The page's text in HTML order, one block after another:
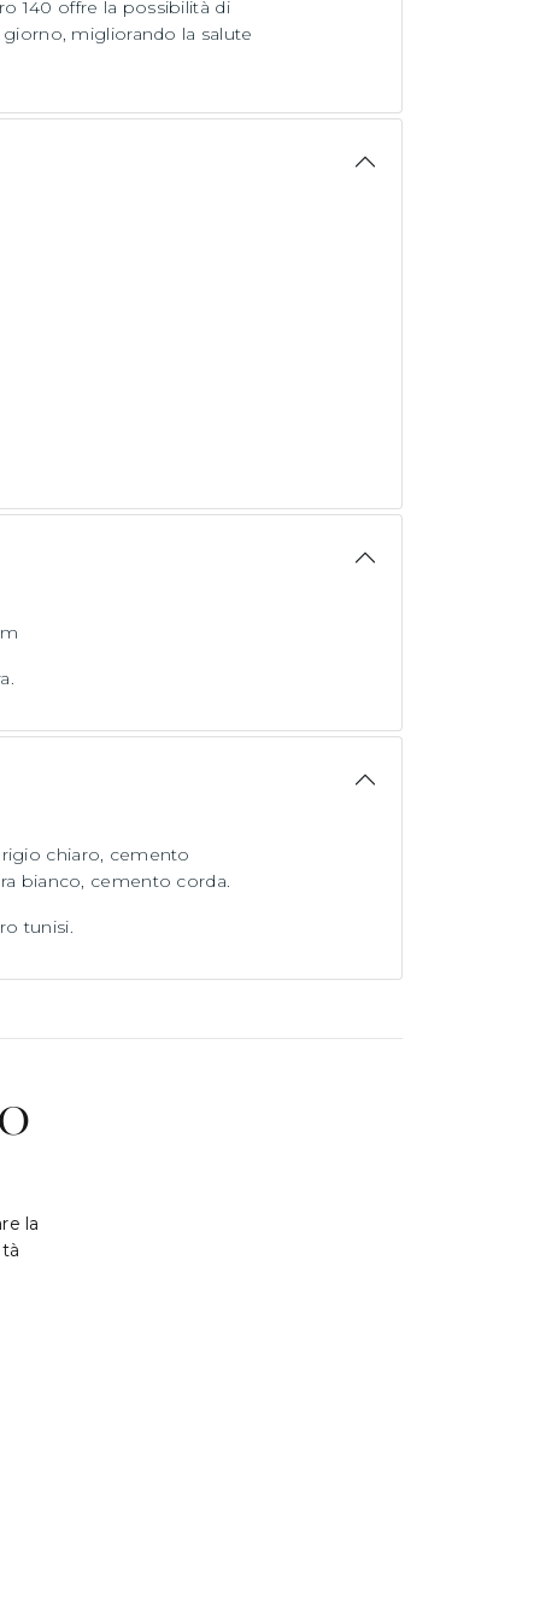
140 offre la possibilità di
migliorando la salute
chiaro, cemento
bianco, cemento corda.
tunisi.
la